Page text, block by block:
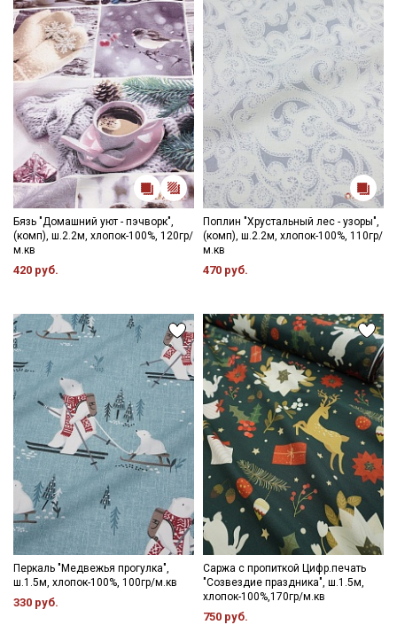
Бязь "Домашний уют - пэчворк",
(комп), ш.2.2м, хлопок-100%, 120гр/
м.кв
420 руб.
Поплин "Хрустальный лес - узоры",
(комп), ш.2.2м, хлопок-100%, 110гр/
м.кв
470 руб.
Перкаль "Медвежья прогулка",
ш.1.5м, хлопок-100%, 100гр/м.кв
330 руб.
Саржа с пропиткой Цифр.печать
"Созвездие праздника", ш.1.5м,
хлопок-100%,170гр/м.кв
750 руб.